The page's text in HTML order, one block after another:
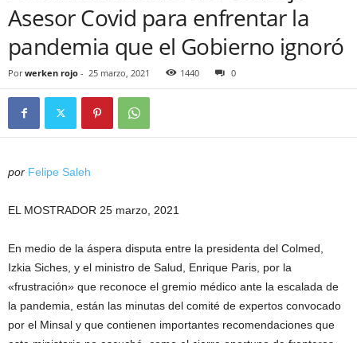
Asesor Covid para enfrentar la
pandemia que el Gobierno ignoró
Por werken rojo - 25 marzo, 2021 1440 0
por Felipe Saleh
EL MOSTRADOR 25 marzo, 2021
En medio de la áspera disputa entre la presidenta del Colmed,
Izkia Siches, y el ministro de Salud, Enrique Paris, por la
«frustración» que reconoce el gremio médico ante la escalada de
la pandemia, están las minutas del comité de expertos convocado
por el Minsal y que contienen importantes recomendaciones que